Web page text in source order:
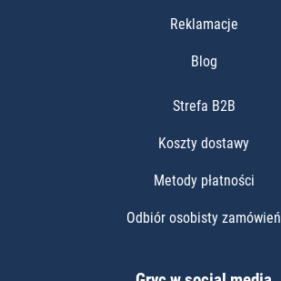
Reklamacje
Blog
Strefa B2B
Koszty dostawy
Metody płatności
Odbiór osobisty zamówień